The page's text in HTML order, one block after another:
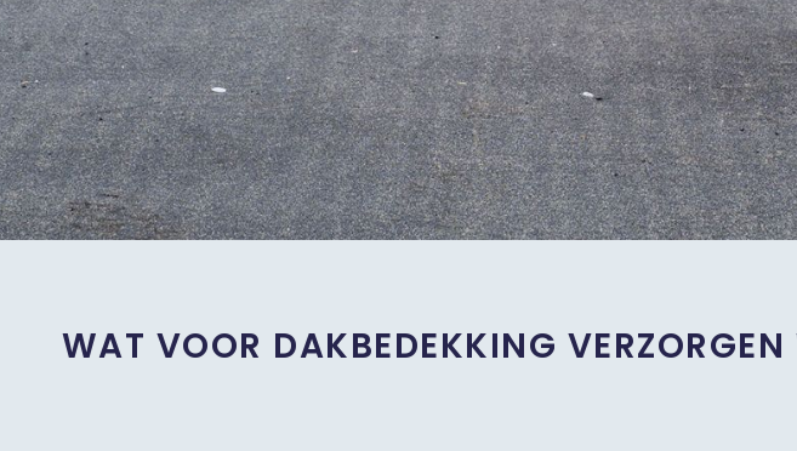
WAT VOOR DAKBEDEKKING